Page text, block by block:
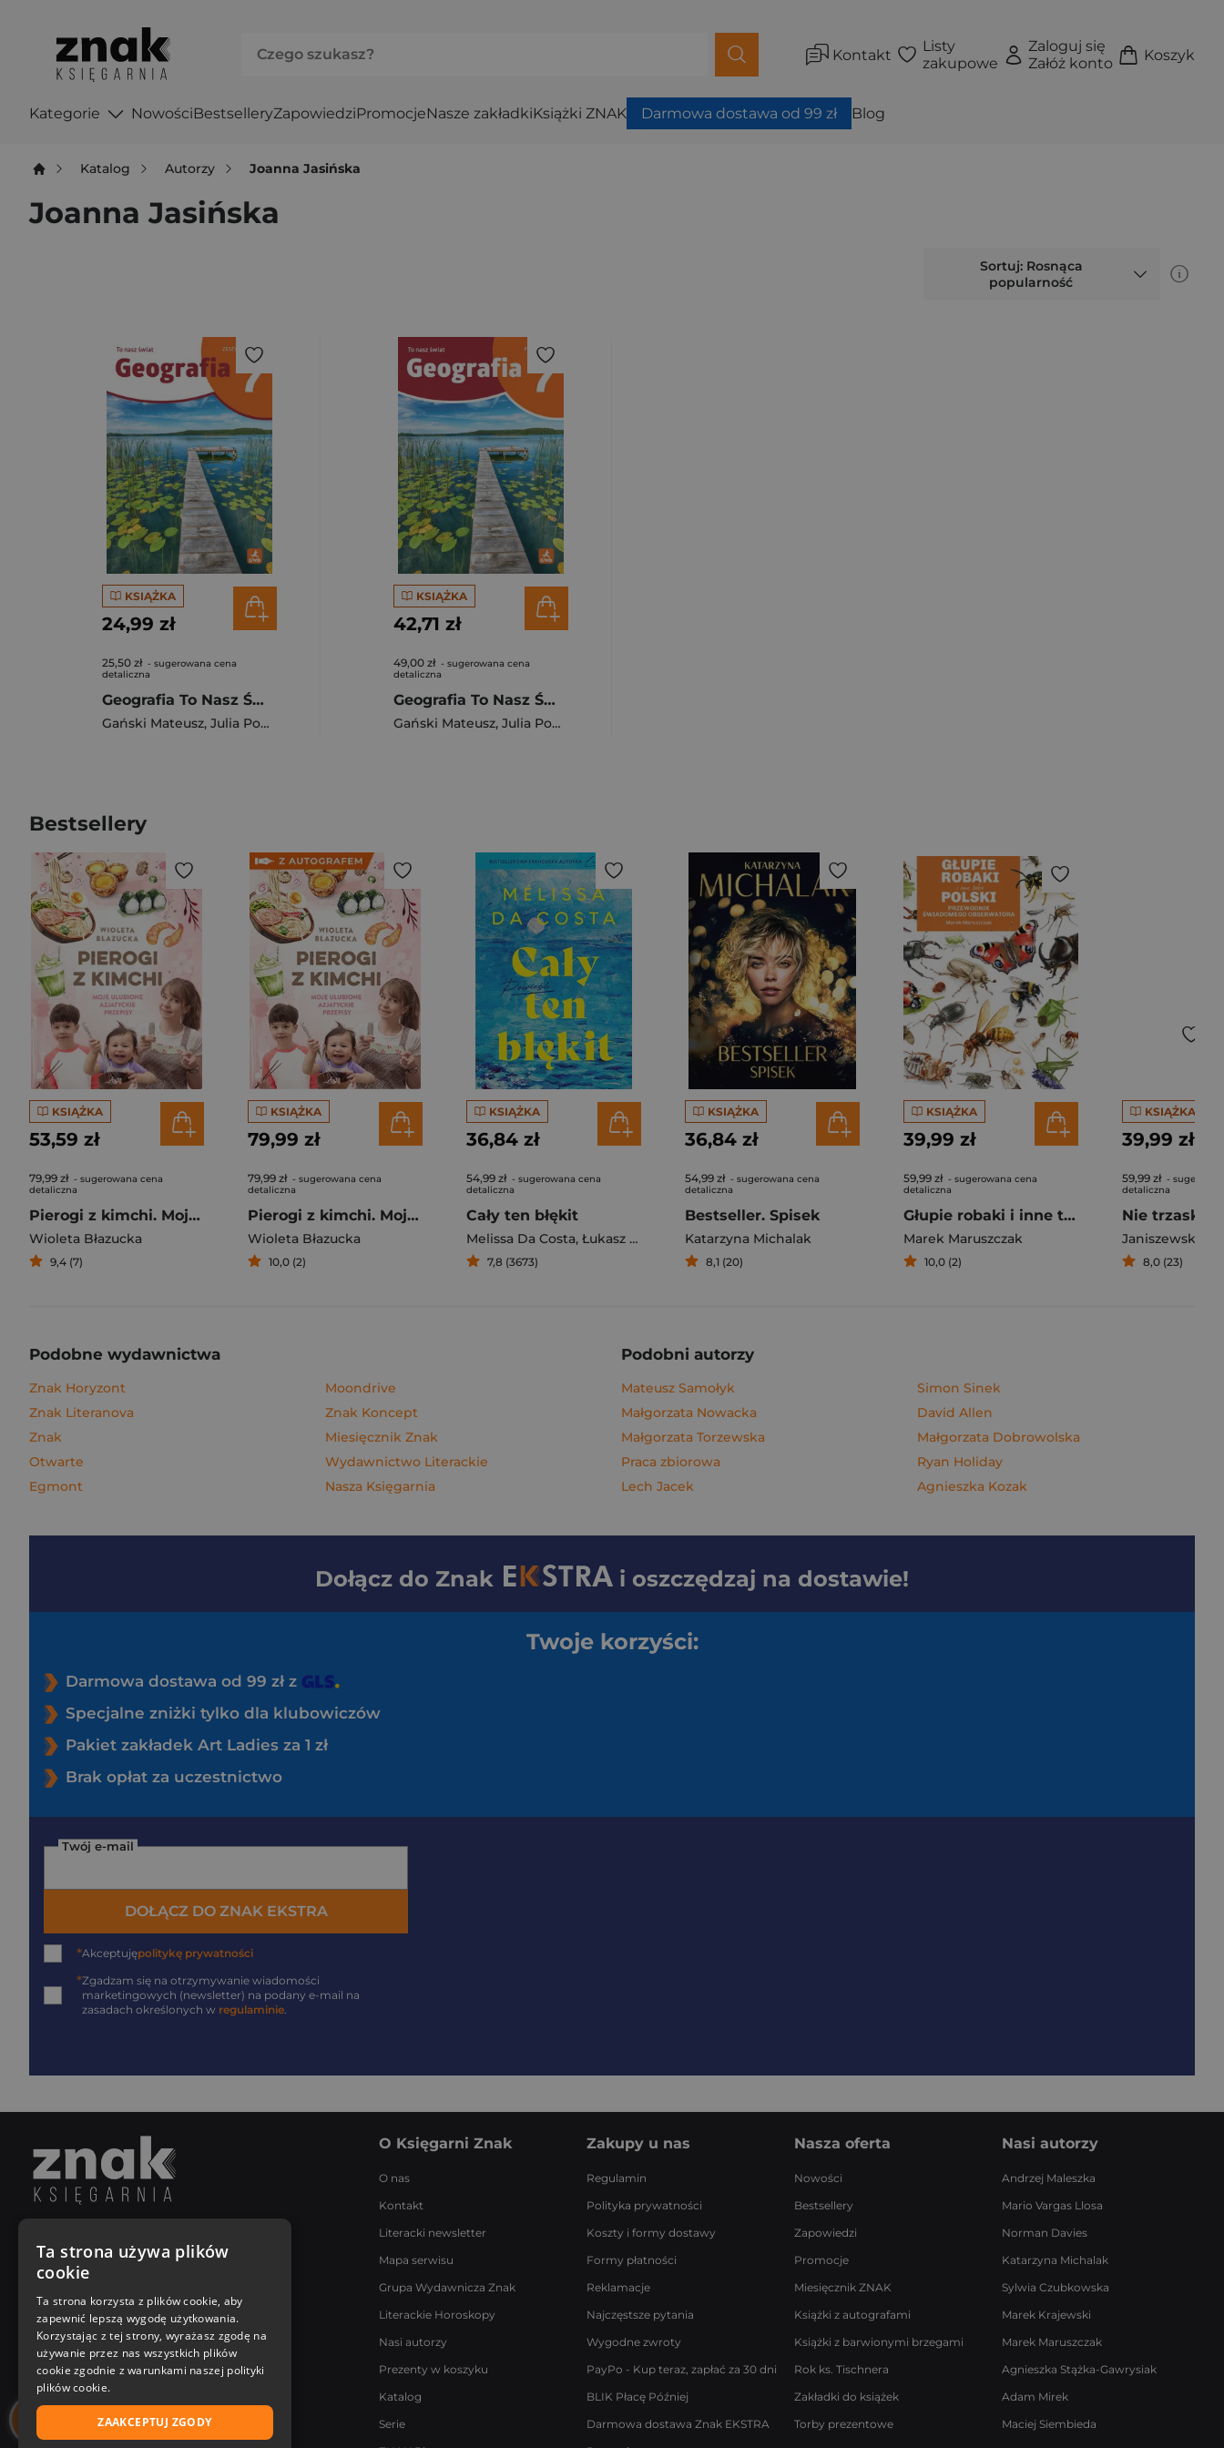
Kontakt
Listy
zakupowe
Zaloguj się
Załóż konto
Koszyk
Kategorie NowościBestselleryZapowiedziPromocjeNasze zakładkiKsiążki ZNAK Darmowa dostawa od 99 zł Blog
Katalog Autorzy Joanna Jasińska
Joanna Jasińska
Sortuj: Rosnąca
popularność
KSIĄŻKA
24,99 zł
25,50 zł - sugerowana cena
detaliczna
Geografia To Nasz Świat ćwiczenia dla kalsy 7 szkoła podstawowa EDYCJA 2026
Gański Mateusz, Julia Podlewska Joanna Jasińska
KSIĄŻKA
42,71 zł
49,00 zł - sugerowana cena
detaliczna
Geografia To Nasz Świat podręcznik dla kalsy 7 szkoła podstawowa EDYCJA 2026
Gański Mateusz, Julia Podlewska
Bestsellery
KSIĄŻKA
53,59 zł
79,99 zł - sugerowana cena
detaliczna
Pierogi z kimchi. Moje ulubione azjatyckie przepisy
Wioleta Błazucka
9,4 (7)
KSIĄŻKA
79,99 zł
79,99 zł - sugerowana cena
detaliczna
Pierogi z kimchi. Moje ulubione azjatyckie przepisy - książka z autografem
Wioleta Błazucka
10,0 (2)
KSIĄŻKA
36,84 zł
54,99 zł - sugerowana cena
detaliczna
Cały ten błękit
Melissa Da Costa, Łukasz Müller
7,8 (3673)
KSIĄŻKA
36,84 zł
54,99 zł - sugerowana cena
detaliczna
Bestseller. Spisek
Katarzyna Michalak
8,1 (20)
KSIĄŻKA
39,99 zł
59,99 zł - sugerowana cena
detaliczna
Głupie robaki i inne takie Polski
Marek Maruszczak
10,0 (2)
KSIĄŻKA
39,99 zł
59,99 zł -
detaliczna
Janiszewska
8,0 (23)
Podobne wydawnictwa
Znak Horyzont
Znak Literanova
Znak
Otwarte
Egmont
Moondrive
Znak Koncept
Miesięcznik Znak
Wydawnictwo Literackie
Nasza Księgarnia
Podobni autorzy
Mateusz Samołyk
Małgorzata Nowacka
Małgorzata Torzewska
Praca zbiorowa
Lech Jacek
Simon Sinek
David Allen
Małgorzata Dobrowolska
Ryan Holiday
Agnieszka Kozak
Dołącz do Znak i oszczędzaj na dostawie!
Twoje korzyści:
Darmowa dostawa od 99 zł z
Specjalne zniżki tylko dla klubowiczów
Pakiet zakładek Art Ladies za 1 zł
Brak opłat za uczestnictwo
Twój e-mail
DOŁĄCZ DO ZNAK EKSTRA
*Akceptujępolitykę prywatności
*Zgadzam się na otrzymywanie wiadomości
marketingowych (newsletter) na podany e-mail na
zasadach określonych w regulaminie.
Poniedziałek - Piątek
8:00 - 18:00
[email protected]
Bądź z nami na bieżąco
O Księgarni Znak
O nas
Kontakt
Literacki newsletter
Mapa serwisu
Grupa Wydawnicza Znak
Literackie Horoskopy
Nasi autorzy
Prezenty w koszyku
Katalog
Serie
Zakupy u nas
Regulamin
Polityka prywatności
Koszty i formy dostawy
Formy płatności
Reklamacje
Najczęstsze pytania
Wygodne zwroty
PayPo - Kup teraz, zapłać za 30 dni
BLIK Płacę Później
Darmowa dostawa Znak EKSTRA
Nasza oferta
Nowości
Bestsellery
Zapowiedzi
Promocje
Miesięcznik ZNAK
Książki z autografami
Książki z barwionymi brzegami
Rok ks. Tischnera
Zakładki do książek
Torby prezentowe
Nasi autorzy
Andrzej Maleszka
Mario Vargas Llosa
Norman Davies
Katarzyna Michalak
Sylwia Czubkowska
Marek Krajewski
Marek Maruszczak
Agnieszka Stążka-Gawrysiak
Adam Mirek
Maciej Siembieda
Ta strona używa plików
cookie
Ta strona korzysta z plików cookie, aby
zapewnić lepszą wygodę użytkowania.
Korzystając z tej strony, wyrażasz zgodę na
używanie przez nas wszystkich plików
cookie zgodnie z warunkami naszej polityki
plików cookie.
ZAAKCEPTUJ ZGODY